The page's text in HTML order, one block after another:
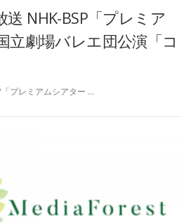
NHK-BSP「プレミア
立劇場バレエ団公演「コ
プレミアムシアター …